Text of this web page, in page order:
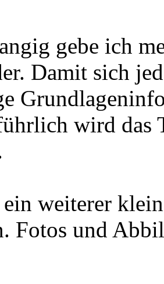
gebe ich
Damit sich
wird das
weiterer
Fotos und